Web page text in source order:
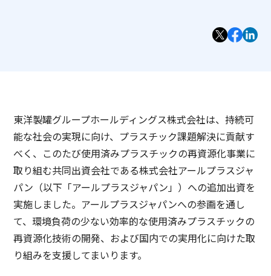
役員一覧
DX
東洋製罐グループの企業理念体系
グループ会社情報
事業概要
技術・開発
品質保証体制
製品・サービスの受賞実績
容器包装のユニバーサルデザイン
サステナビリティメッセージ
東洋製罐グループのサステナビリティ経営
東洋製罐グループのマテリアリティ（重要課題）
サステナブルな製品・サービス
「Open Up! Products & Services」
統合報告書
IR情報 TOP
IRニュース
経営方針
IRライブラリー
株式関連情報
採用情報
お問い合わせ
東洋製罐グループホールディングス株式会社は、持続可
能な社会の実現に向け、プラスチック課題解決に貢献す
べく、このたび使用済みプラスチックの再資源化事業に
取り組む共同出資会社である株式会社アールプラスジャ
パン（以下「アールプラスジャパン」）への追加出資を
実施しました。アールプラスジャパンへの参画を通し
て、環境負荷の少ない効率的な使用済みプラスチックの
再資源化技術の開発、および国内での実用化に向けた取
り組みを支援してまいります。